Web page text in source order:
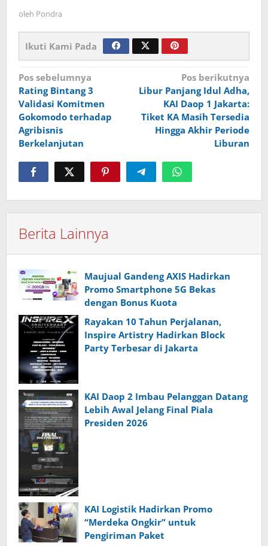
oleh Pondra
Ikuti Kami Pada
Navigasi
pos
Pos sebelumnya
Rating Bintang 3
Validasi Komitmen
Gokomodo terhadap
Agribisnis
Berkelanjutan
Pos berikutnya
Libur Panjang Idul Adha,
KAI Daop 1 Jakarta:
Tiket KA Masih Tersedia
Hingga Akhir Periode
Liburan
Berita Lainnya
Maujual Gandeng AXIS Hadirkan
Promo Smartphone 5G Bekas
dengan Bonus Kuota
Rayakan 10 Tahun Perjalanan,
Inspire Artistry Hadirkan Block
Party Terbesar di Jakarta
KAI Daop 2 Imbau Pelanggan Datang
Lebih Awal Jelang Final Piala
Presiden 2026
KAI Logistik Hadirkan Promo
“Merdeka Ongkir” untuk
Pengiriman Paket